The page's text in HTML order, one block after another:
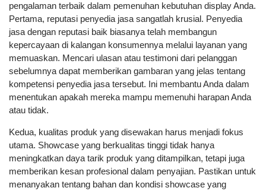
pengalaman terbaik dalam pemenuhan kebutuhan display Anda.
Pertama, reputasi penyedia jasa sangatlah krusial. Penyedia
jasa dengan reputasi baik biasanya telah membangun
kepercayaan di kalangan konsumennya melalui layanan yang
memuaskan. Mencari ulasan atau testimoni dari pelanggan
sebelumnya dapat memberikan gambaran yang jelas tentang
kompetensi penyedia jasa tersebut. Ini membantu Anda dalam
menentukan apakah mereka mampu memenuhi harapan Anda
atau tidak.
Kedua, kualitas produk yang disewakan harus menjadi fokus
utama. Showcase yang berkualitas tinggi tidak hanya
meningkatkan daya tarik produk yang ditampilkan, tetapi juga
memberikan kesan profesional dalam penyajian. Pastikan untuk
menanyakan tentang bahan dan kondisi showcase yang